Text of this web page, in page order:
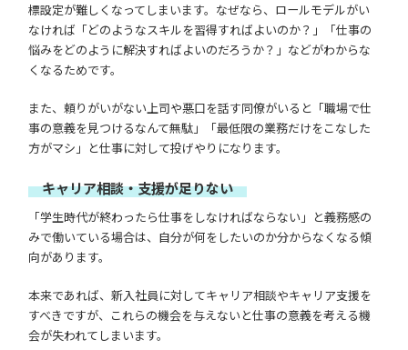
標設定が難しくなってしまいます。なぜなら、ロールモデルがい
なければ「どのようなスキルを習得すればよいのか？」「仕事の
悩みをどのように解決すればよいのだろうか？」などがわからな
くなるためです。
また、頼りがいがない上司や悪口を話す同僚がいると「職場で仕
事の意義を見つけるなんて無駄」「最低限の業務だけをこなした
方がマシ」と仕事に対して投げやりになります。
キャリア相談・支援が足りない
「学生時代が終わったら仕事をしなければならない」と義務感の
みで働いている場合は、自分が何をしたいのか分からなくなる傾
向があります。
本来であれば、新入社員に対してキャリア相談やキャリア支援を
すべきですが、これらの機会を与えないと仕事の意義を考える機
会が失われてしまいます。